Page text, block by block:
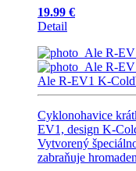
19.99 €
Detail
Ale R-EV1 K-
Cyklonohavice
EV1, design K-
Vytvorený
zabraňuje